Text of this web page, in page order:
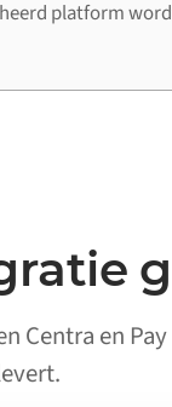
platform
Centra en